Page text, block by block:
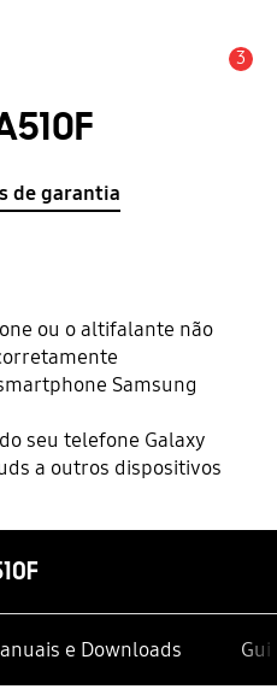
3
de garantia
ou o altifalante não
Samsung
seu telefone Galaxy
a outros dispositivos
e Downloads